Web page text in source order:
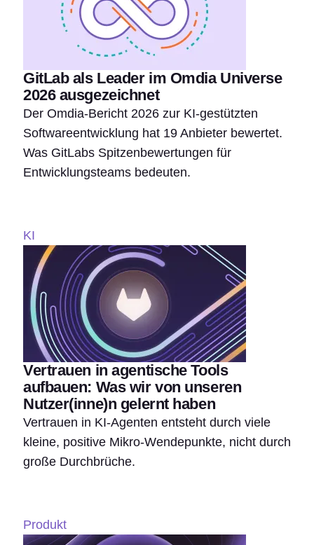
GitLab als Leader im Omdia Universe
2026 ausgezeichnet
Der Omdia-Bericht 2026 zur KI-gestützten
Softwareentwicklung hat 19 Anbieter bewertet.
Was GitLabs Spitzenbewertungen für
Entwicklungsteams bedeuten.
KI
Vertrauen in agentische Tools
aufbauen: Was wir von unseren
Nutzer(inne)n gelernt haben
Vertrauen in KI-Agenten entsteht durch viele
kleine, positive Mikro-Wendepunkte, nicht durch
große Durchbrüche.
Produkt